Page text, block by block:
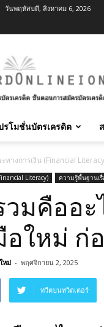
วันพฤหัสบดี, สิงหาคม 6, 2026
รโมชั่นบัตรเครดิต
างการเงิน (Financial
Literacy) ความรู้พื้นฐานเ
มคืออ
ใหม่ ก่
หม่ - พฤศจิกายน 2, 2025
ทวีตบนทวิตเตอร์